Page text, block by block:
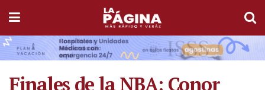
Finales de la NBA: Conor